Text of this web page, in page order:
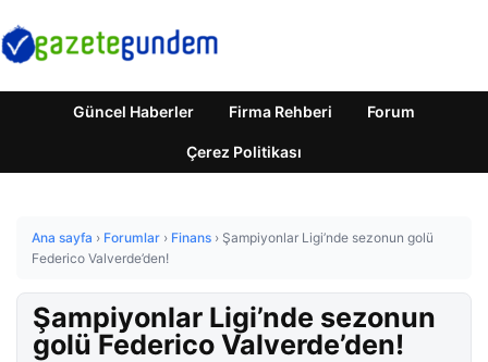
Güncel Haberler Firma Rehberi Forum
Çerez Politikası
Ana sayfa › Forumlar › Finans › Şampiyonlar Ligi’nde sezonun golü
Federico Valverde’den!
Şampiyonlar Ligi’nde sezonun
golü Federico Valverde’den!